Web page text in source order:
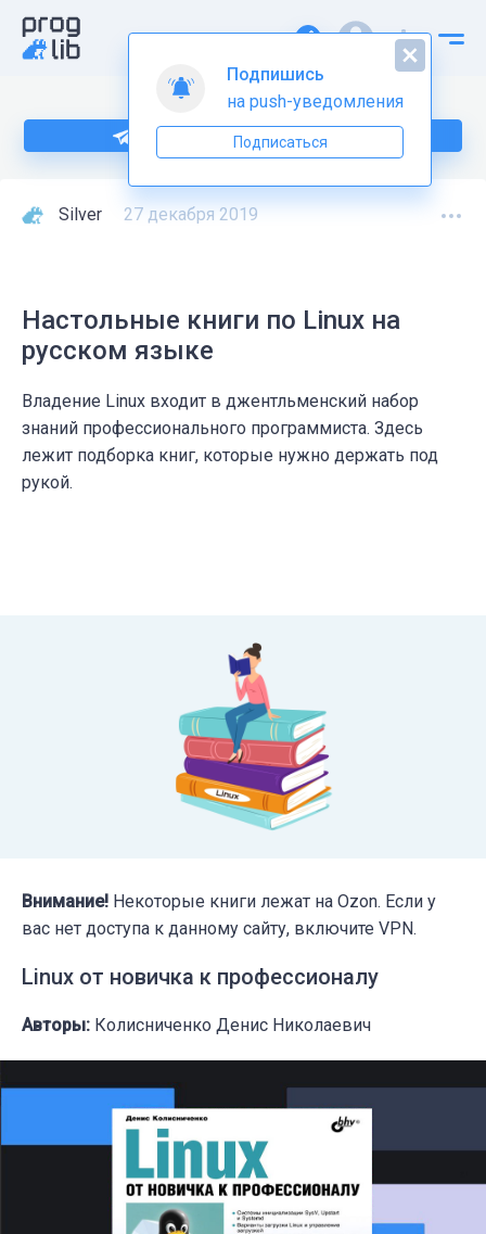
Подпишитесь на нас в Telegram
Silver 27 декабря 2019
Настольные книги по Linux на
русском языке
Владение Linux входит в джентльменский набор
знаний профессионального программиста. Здесь
лежит подборка книг, которые нужно держать под
рукой.
Внимание! Некоторые книги лежат на Ozon. Если у
вас нет доступа к данному сайту, включите VPN.
Linux от новичка к профессионалу
Авторы: Колисниченко Денис Николаевич
Подпишись
на push-уведомления
Подписаться